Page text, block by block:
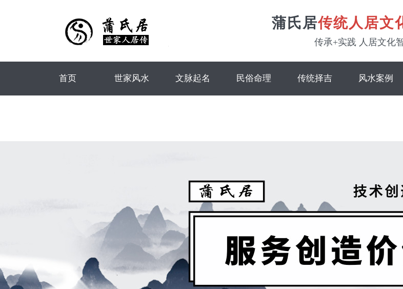
蒲氏居传统人居文
传承+实践 人居文化
首页 世家风水 文脉起名 民俗命理 传统择吉 风水案例